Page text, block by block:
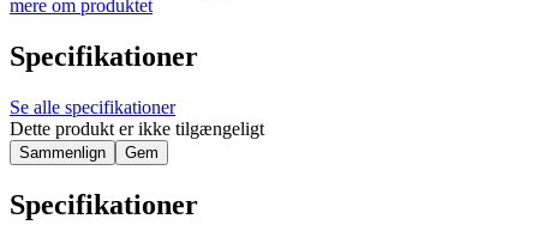
mere om produktet
Specifikationer
Se alle specifikationer
Dette produkt er ikke tilgængeligt
Sammenlign Gem
Specifikationer